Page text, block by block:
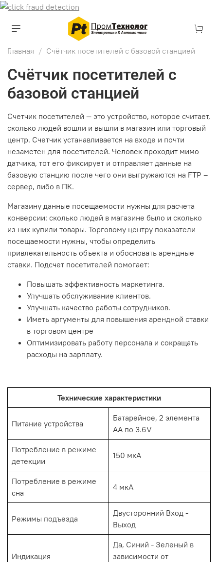
Главная Счётчик посетителей с базовой станцией
Счётчик посетителей с
базовой станцией
Счетчик посетителей — это устройство, которое считает,
сколько людей вошли и вышли в магазин или торговый
центр. Счетчик устанавливается на входе и почти
незаметен для посетителей. Человек проходит мимо
датчика, тот его фиксирует и отправляет данные на
базовую станцию после чего они выгружаются на FTP –
сервер, либо в ПК.
Магазину данные посещаемости нужны для расчета
конверсии: сколько людей в магазине было и сколько
из них купили товары. Торговому центру показатели
посещаемости нужны, чтобы определить
привлекательность объекта и обосновать арендные
ставки. Подсчет посетителей помогает:
Повышать эффективность маркетинга.
Улучшать обслуживание клиентов.
Улучшать качество работы сотрудников.
Иметь аргументы для повышения арендной ставки
в торговом центре
Оптимизировать работу персонала и сокращать
расходы на зарплату.
Технические характеристики
Питание устройства
Батарейное, 2 элемента
АА по 3.6V
Потребление в режиме
детекции
150 мкА
Потребление в режиме
сна
4 мкА
Режимы подъезда
Двусторонний Вход -
Выход
Индикация
Да, Синий - Зеленый в
зависимости от